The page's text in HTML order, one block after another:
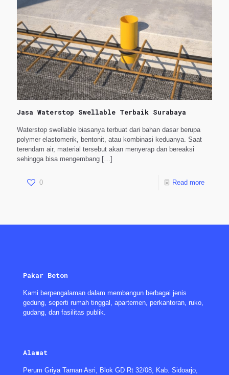
Jasa Waterstop Swellable Terbaik Surabaya
Waterstop swellable biasanya terbuat dari bahan dasar berupa
polymer elastomerik, bentonit, atau kombinasi keduanya. Saat
terendam air, material tersebut akan menyerap dan bereaksi
sehingga bisa mengembang […]
0 Read more
Pakar Beton
Kami berpengalaman dalam membangun berbagai jenis
gedung, seperti rumah tinggal, apartemen, perkantoran, ruko,
gudang, dan fasilitas publik.
Alamat
Perum Griya Taman Asri, Blok GD Rt 32/08, Kab. Sidoarjo,